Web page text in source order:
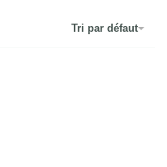
Tri par défaut